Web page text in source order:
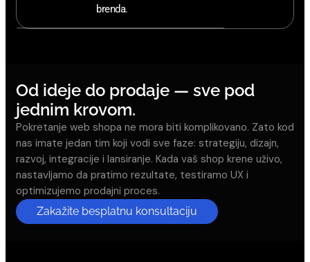
brenda.
Od ideje do prodaje — sve pod
jednim krovom.
Pokretanje web shopa ne mora biti komplikovano. Zato kod
nas imate jedan tim koji vodi sve faze: strategiju, dizajn,
razvoj, integracije i lansiranje. Kada vaš shop krene uživo,
nastavljamo da pratimo rezultate, testiramo UX i
optimizujemo prodajni proces.
Zakažite besplatnu konsultaciju